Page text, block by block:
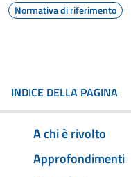
Normativa di riferimento
INDICE DELLA PAGINA
A chi è rivolto
Approfondimenti